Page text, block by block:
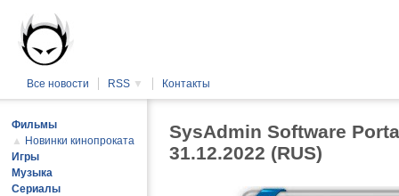
Все новости RSS ▼ Контакты
SysAdmin Software
31.12.2022 (RUS)
Фильмы
▲ Новинки кинопроката
Игры
Музыка
Сериалы